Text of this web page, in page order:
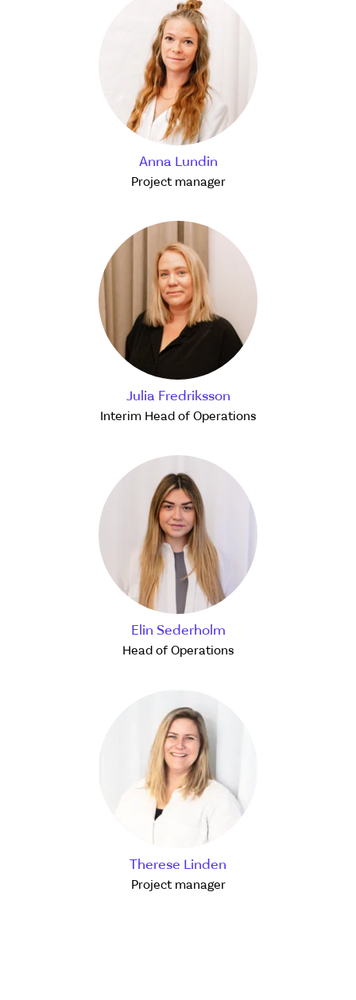
Anna Lundin
Project manager
Julia Fredriksson
Interim Head of Operations
Elin Sederholm
Head of Operations
Therese Linden
Project manager